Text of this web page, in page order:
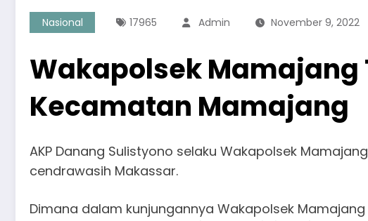
Nasional 17965 Admin November 9, 2022
Wakapolsek Mamajang
Kecamatan Mamajang
AKP Danang Sulistyono selaku Wakapolsek
cendrawasih Makassar.
Dimana dalam kunjungannya Wakapolsek Mamajang